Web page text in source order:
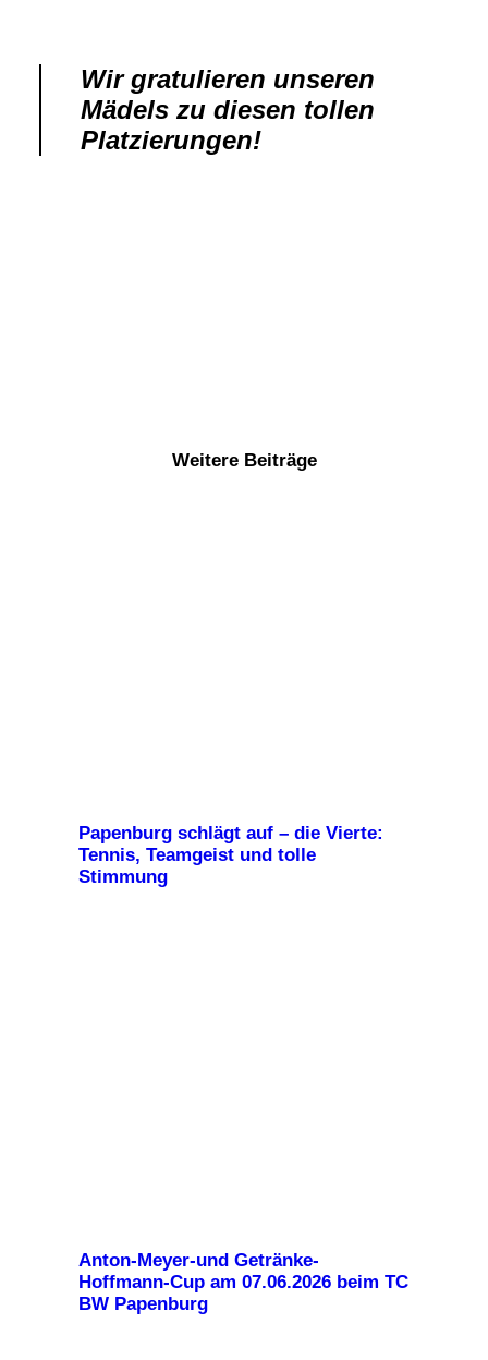
Wir gratulieren unseren
Mädels zu diesen tollen
Platzierungen!
Weitere Beiträge
Papenburg schlägt auf – die Vierte:
Tennis, Teamgeist und tolle
Stimmung
Anton-Meyer-und Getränke-
Hoffmann-Cup am 07.06.2026 beim TC
BW Papenburg